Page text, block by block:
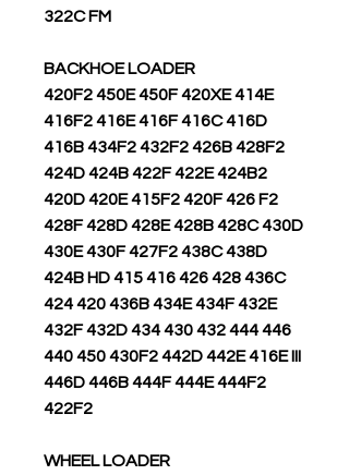
322C FM
BACKHOE LOADER
420F2 450E 450F 420XE 414E
416F2 416E 416F 416C 416D
416B 434F2 432F2 426B 428F2
424D 424B 422F 422E 424B2
420D 420E 415F2 420F 426 F2
428F 428D 428E 428B 428C 430D
430E 430F 427F2 438C 438D
424B HD 415 416 426 428 436C
424 420 436B 434E 434F 432E
432F 432D 434 430 432 444 446
440 450 430F2 442D 442E 416E III
446D 446B 444F 444E 444F2
422F2
WHEEL LOADER